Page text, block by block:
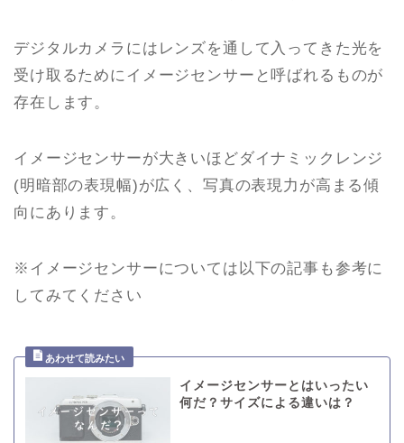
デジタルカメラにはレンズを通して入ってきた光を
受け取るためにイメージセンサーと呼ばれるものが
存在します。
イメージセンサーが大きいほどダイナミックレンジ
(明暗部の表現幅)が広く、写真の表現力が高まる傾
向にあります。
※イメージセンサーについては以下の記事も参考に
してみてください
イメージセンサーとはいったい
何だ？サイズによる違いは？